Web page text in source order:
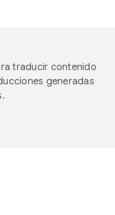
traducir contenido
generadas